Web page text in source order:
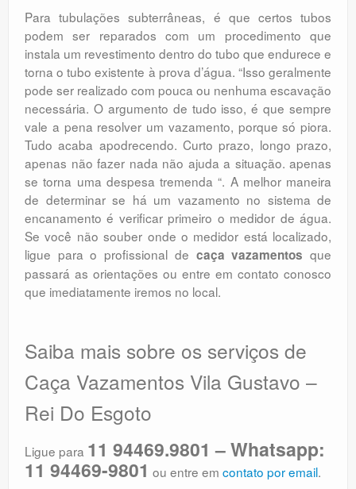
Para tubulações subterrâneas, é que certos tubos
podem ser reparados com um procedimento que
instala um revestimento dentro do tubo que endurece e
torna o tubo existente à prova d’água. “Isso geralmente
pode ser realizado com pouca ou nenhuma escavação
necessária. O argumento de tudo isso, é que sempre
vale a pena resolver um vazamento, porque só piora.
Tudo acaba apodrecendo. Curto prazo, longo prazo,
apenas não fazer nada não ajuda a situação. apenas
se torna uma despesa tremenda “. A melhor maneira
de determinar se há um vazamento no sistema de
encanamento é verificar primeiro o medidor de água.
Se você não souber onde o medidor está localizado,
ligue para o profissional de caça vazamentos que
passará as orientações ou entre em contato conosco
que imediatamente iremos no local.
Saiba mais sobre os serviços de
Caça Vazamentos Vila Gustavo –
Rei Do Esgoto
Ligue para 11 94469.9801 – Whatsapp:
11 94469-9801 ou entre em contato por email.